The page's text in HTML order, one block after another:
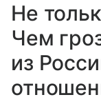
Не
Чем
из